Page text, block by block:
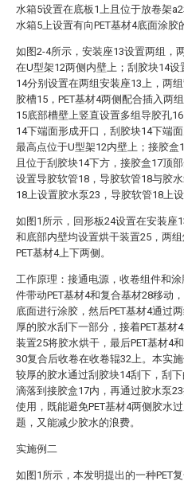
水箱5设置在底板1上且位于放卷架
水箱5上设置有向PET基材4底面涂胶
如图2-4所示，安装座13设置两组，
在U型架12两侧内壁上；刮胶块14
14分别设置在两组安装座13上，两
胶槽15，PET基材4两侧配合插入两
15底部槽壁上竖直设置多组导胶孔
14下端面形成开口，刮胶块14下端
最高点位于U型架12内壁上；接胶盒
且位于刮胶块14下方，接胶盒17顶
设置导胶软管18，导胶软管18与胶
18上设置胶水泵23，导胶软管18上设
如图1所示，回形板24设置在安装座
和底部内壁均设置烘干装置25，两
PET基材4上下两侧。
工作原理：接通电源，收卷组件和
件带动PET基材4和复合基材28移动
底面进行涂胶，然后PET基材4通过
厚的胶水刮下一部分，接着PET基材
装置25将胶水烘干，最后PET基材4
30复合后收卷在收卷辊32上。本实
较厚的胶水通过刮胶块14刮下，刮
滴落到接胶盒17内，再通过胶水泵
使用，既能避免PET基材4两侧胶水
题，又能减少胶水的浪费。
实施例二
如图1所示，本发明提出的一种PET